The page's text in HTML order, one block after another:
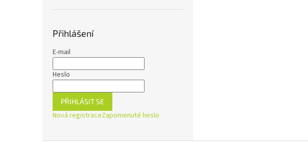
Přihlášení
E-mail
Heslo
PŘIHLÁSIT SE
Nová registraceZapomenuté heslo